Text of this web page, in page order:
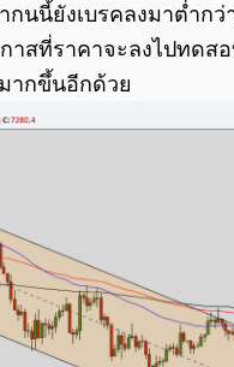
นี้ยังเบรคลงมาต่ำกว่
สที่ราคาจะลงไปทดส
ากขึ้นอีกด้วย